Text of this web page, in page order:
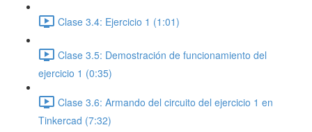
Clase 3.4: Ejercicio 1 (1:01)
Clase 3.5: Demostración de funcionamiento del
ejercicio 1 (0:35)
Clase 3.6: Armando del circuito del ejercicio 1 en
Tinkercad (7:32)